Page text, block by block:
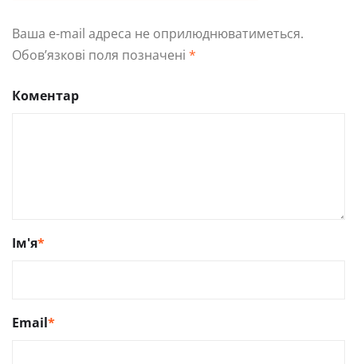
Ваша e-mail адреса не оприлюднюватиметься.
Обов’язкові поля позначені *
Коментар
Ім'я*
Email*